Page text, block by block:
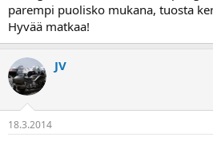
parempi puolisko mukana, tuosta
Hyvää matkaa!
JV
18.3.2014